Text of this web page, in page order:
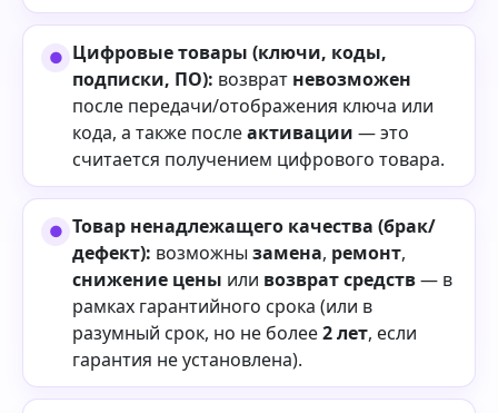
Цифровые товары (ключи, коды,
подписки, ПО): возврат невозможен
после передачи/отображения ключа или
кода, а также послеактивации — это
считается получением цифрового товара.
Товар ненадлежащего качества (брак/
дефект): возможны замена, ремонт,
снижение цены или возврат средств— в
рамках гарантийного срока (или в
разумный срок, но не более2 лет, если
гарантия не установлена).